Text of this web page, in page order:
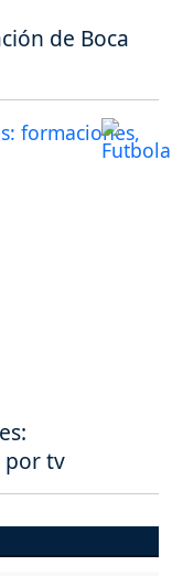
de Boca
por tv